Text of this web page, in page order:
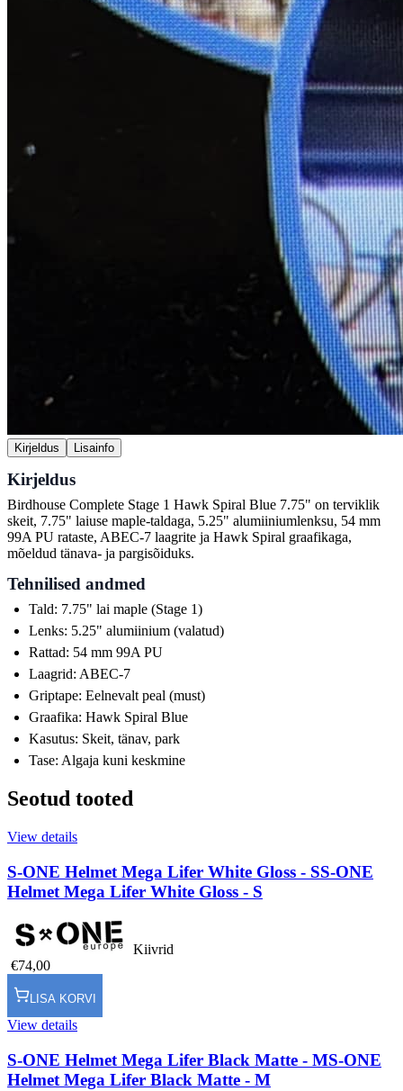
Kirjeldus Lisainfo
Kirjeldus
Birdhouse Complete Stage 1 Hawk Spiral Blue 7.75" on terviklik
skeit, 7.75" laiuse maple-taldaga, 5.25" alumiiniumlenksu, 54 mm
99A PU rataste, ABEC-7 laagrite ja Hawk Spiral graafikaga,
mõeldud tänava- ja pargisõiduks.
Tehnilised andmed
Tald: 7.75" lai maple (Stage 1)
Lenks: 5.25" alumiinium (valatud)
Rattad: 54 mm 99A PU
Laagrid: ABEC-7
Griptape: Eelnevalt peal (must)
Graafika: Hawk Spiral Blue
Kasutus: Skeit, tänav, park
Tase: Algaja kuni keskmine
Seotud tooted
View details
S-ONE Helmet Mega Lifer White Gloss - SS-ONE
Helmet Mega Lifer White Gloss - S
Kiivrid
€74,00
LISA KORVI
View details
S-ONE Helmet Mega Lifer Black Matte - MS-ONE
Helmet Mega Lifer Black Matte - M